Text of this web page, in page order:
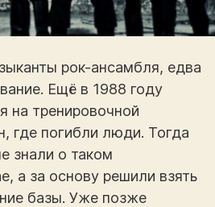
рок-ансамбля, едва
Ещё в 1988 году
на тренировочной
где погибли люди. Тогда
знали о таком
а за основу решили взять
базы. Уже позже